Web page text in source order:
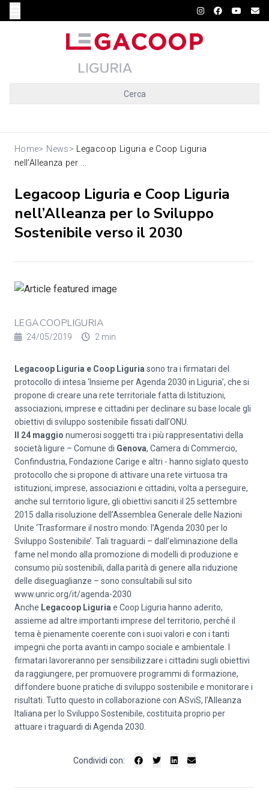
Cerca
Home> News> Legacoop Liguria e Coop Liguria
nell’Alleanza per ...
Legacoop Liguria e Coop Liguria
nell’Alleanza per lo Sviluppo
Sostenibile verso il 2030
LEGACOOPLIGURIA
24/05/2019 2 min
Legacoop Liguria e Coop Liguria sono tra i firmatari del
protocollo di intesa ‘Insieme per Agenda 2030 in Liguria’, che si
propone di creare una rete territoriale fatta di Istituzioni,
associazioni, imprese e cittadini per declinare su base locale gli
obiettivi di sviluppo sostenibile fissati dall’ONU.
Il 24 maggio numerosi soggetti tra i più rappresentativi della
società ligure – Comune di Genova, Camera di Commercio,
Confindustria, Fondazione Carige e altri - hanno siglato questo
protocollo che si propone di attivare una rete virtuosa tra
istituzioni, imprese, associazioni e cittadini, volta a perseguire,
anche sul territorio ligure, gli obiettivi sanciti il 25 settembre
2015 dalla risoluzione dell’Assemblea Generale delle Nazioni
Unite ‘Trasformare il nostro mondo: l’Agenda 2030 per lo
Sviluppo Sostenibile’. Tali traguardi – dall’eliminazione della
fame nel mondo alla promozione di modelli di produzione e
consumo più sostenibili, dalla parità di genere alla riduzione
delle diseguaglianze – sono consultabili sul sito
www.unric.org/it/agenda-2030
Anche Legacoop Liguria e Coop Liguria hanno aderito,
assieme ad altre importanti imprese del territorio, perché il
tema è pienamente coerente con i suoi valori e con i tanti
impegni che porta avanti in campo sociale e ambientale. I
firmatari lavoreranno per sensibilizzare i cittadini sugli obiettivi
da raggiungere, per promuovere programmi di formazione,
diffondere buone pratiche di sviluppo sostenibile e monitorare i
risultati. Tutto questo in collaborazione con ASviS, l’Alleanza
Italiana per lo Sviluppo Sostenibile, costituita proprio per
attuare i traguardi di Agenda 2030.
Condividi con: